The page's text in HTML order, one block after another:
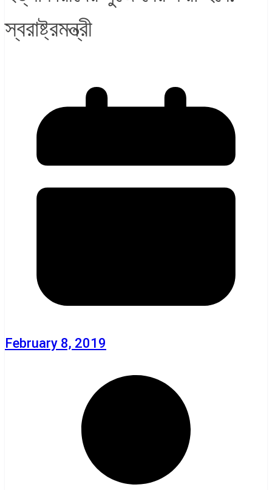
স্বরাষ্ট্রমন্ত্রী
February 8, 2019